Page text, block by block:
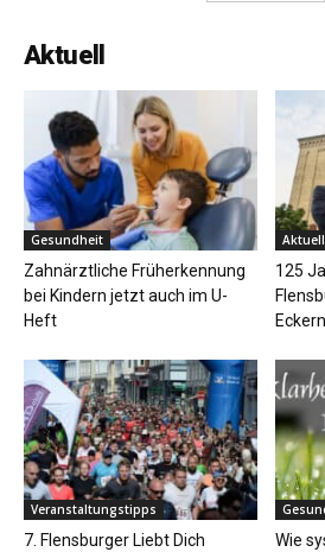
Aktuell
Gesundheit
Zahnärztliche Früherkennung
bei Kindern jetzt auch im U-
Heft
125
Veranstaltungstipps
7. Flensburger Liebt Dich
Wie